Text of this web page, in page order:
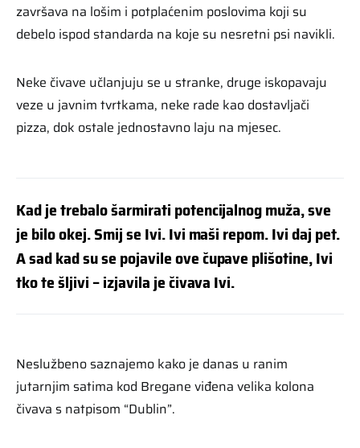
završava na lošim i potplaćenim poslovima koji su
debelo ispod standarda na koje su nesretni psi navikli.
Neke čivave učlanjuju se u stranke, druge iskopavaju
veze u javnim tvrtkama, neke rade kao dostavljači
pizza, dok ostale jednostavno laju na mjesec.
Kad je trebalo šarmirati potencijalnog muža, sve
je bilo okej. Smij se Ivi. Ivi maši repom. Ivi daj pet.
A sad kad su se pojavile ove čupave plišotine, Ivi
tko te šljivi – izjavila je čivava Ivi.
Neslužbeno saznajemo kako je danas u ranim
jutarnjim satima kod Bregane viđena velika kolona
čivava s natpisom “Dublin”.